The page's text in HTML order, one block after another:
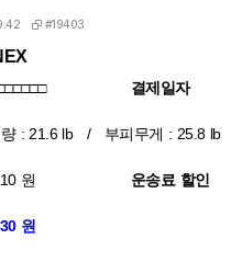
#19403
결제일자
량 : 21.6 lb / 부피무게 : 25.8 lb
원 운송료 할인
원